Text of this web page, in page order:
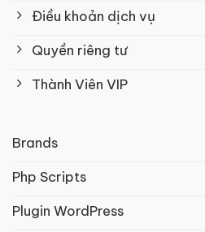
Điều khoản dịch vụ
Quyền riêng tư
Thành Viên VIP
Brands
Php Scripts
Plugin WordPress